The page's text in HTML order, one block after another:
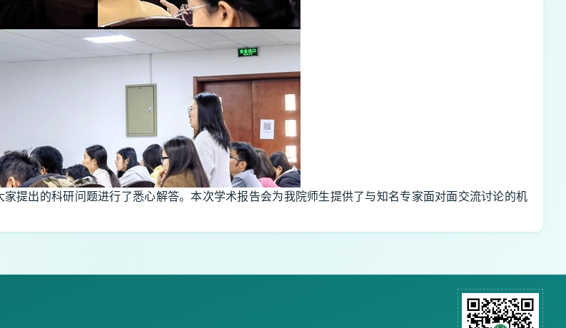
提出的科研问题进行了悉心解答。本次学术报告会为我院师生提供了与知名专家面对面交流讨论的机